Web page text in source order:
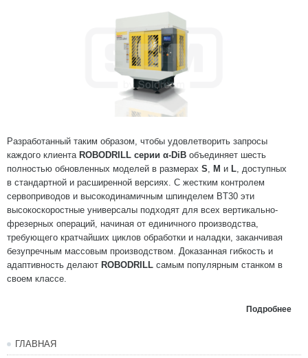
Разработанный таким образом, чтобы удовлетворить запросы
каждого клиента ROBODRILL серии α-DiB объединяет шесть
полностью обновленных моделей в размерах S, M и L, доступных
в стандартной и расширенной версиях. С жестким контролем
сервоприводов и высокодинамичным шпинделем BT30 эти
высокоскоростные универсалы подходят для всех вертикально-
фрезерных операций, начиная от единичного производства,
требующего кратчайших циклов обработки и наладки, заканчивая
безупречным массовым производством. Доказанная гибкость и
адаптивность делают ROBODRILL самым популярным станком в
своем классе.
Подробнее
ГЛАВНАЯ